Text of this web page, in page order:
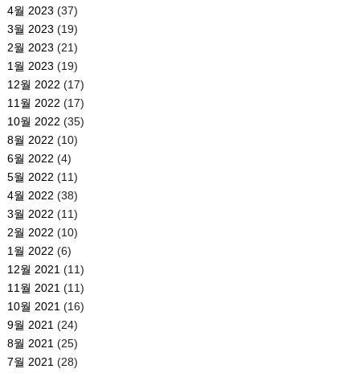
4월 2023 (37)
3월 2023 (19)
2월 2023 (21)
1월 2023 (19)
12월 2022 (17)
11월 2022 (17)
10월 2022 (35)
8월 2022 (10)
6월 2022 (4)
5월 2022 (11)
4월 2022 (38)
3월 2022 (11)
2월 2022 (10)
1월 2022 (6)
12월 2021(11)
11월 2021(11)
10월 2021(16)
9월 2021(24)
8월 2021(25)
7월 2021(28)